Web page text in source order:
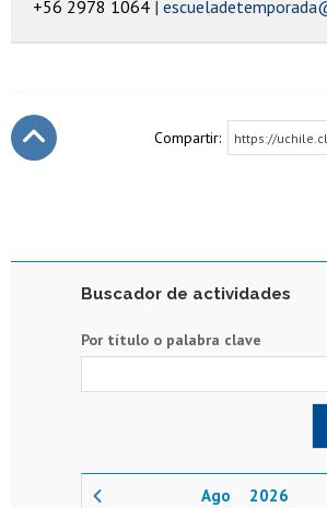
+56 2978 1064
Compartir: https://
Buscador de actividades
Por título o palabra clave
2026